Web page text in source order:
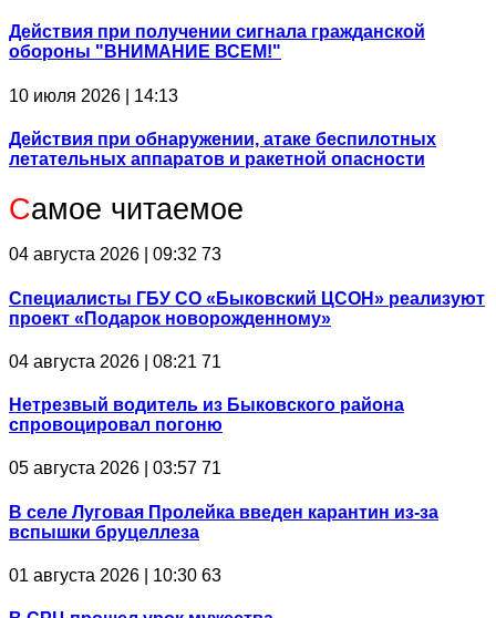
Действия при получении сигнала гражданской
обороны "ВНИМАНИЕ ВСЕМ!"
10 июля 2026 | 14:13
Действия при обнаружении, атаке беспилотных
летательных аппаратов и ракетной опасности
Самое читаемое
04 августа 2026 | 09:32 73
Специалисты ГБУ СО «Быковский ЦСОН» реализуют
проект «Подарок новорожденному»
04 августа 2026 | 08:21 71
Нетрезвый водитель из Быковского района
спровоцировал погоню
05 августа 2026 | 03:57 71
В селе Луговая Пролейка введен карантин из-за
вспышки бруцеллеза
01 августа 2026 | 10:30 63